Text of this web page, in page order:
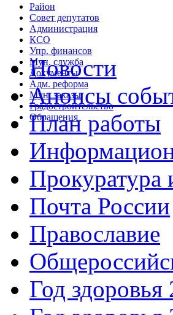
Район
Совет депутатов
Администрация
КСО
Упр. финансов
Мун. служба
Документы
Адм. реформа
Мун. заказы
Градостроительство
Обращения
Новости
Анонсы
План работы
Прокуратура
Почта России
Православие
Год здоровья